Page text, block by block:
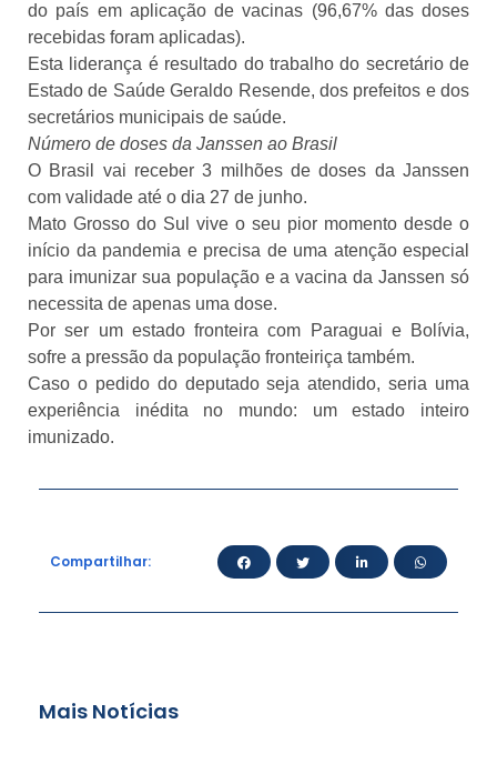
do país em aplicação de vacinas (96,67% das doses
recebidas foram aplicadas).
Esta liderança é resultado do trabalho do secretário de
Estado de Saúde Geraldo Resende, dos prefeitos e dos
secretários municipais de saúde.
Número de doses da Janssen ao Brasil
O Brasil vai receber 3 milhões de doses da Janssen
com validade até o dia 27 de junho.
Mato Grosso do Sul vive o seu pior momento desde o
início da pandemia e precisa de uma atenção especial
para imunizar sua população e a vacina da Janssen só
necessita de apenas uma dose.
Por ser um estado fronteira com Paraguai e Bolívia,
sofre a pressão da população fronteiriça também.
Caso o pedido do deputado seja atendido, seria uma
experiência inédita no mundo: um estado inteiro
imunizado.
Compartilhar:
Mais Notícias